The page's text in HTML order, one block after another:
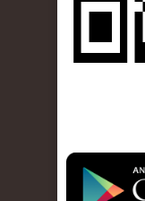
standard-